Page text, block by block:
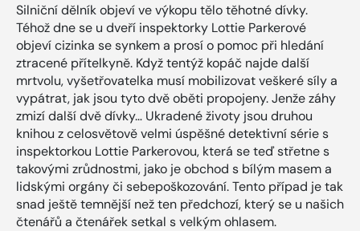
Silniční dělník objeví ve výkopu tělo těhotné dívky.
Téhož dne se u dveří inspektorky Lottie Parkerové
objeví cizinka se synkem a prosí o pomoc při hledání
ztracené přítelkyně. Když tentýž kopáč najde další
mrtvolu, vyšetřovatelka musí mobilizovat veškeré síly a
vypátrat, jak jsou tyto dvě oběti propojeny. Jenže záhy
zmizí další dvě dívky… Ukradené životy jsou druhou
knihou z celosvětově velmi úspěšné detektivní série s
inspektorkou Lottie Parkerovou, která se teď střetne s
takovými zrůdnostmi, jako je obchod s bílým masem a
lidskými orgány či sebepoškozování. Tento případ je tak
snad ještě temnější než ten předchozí, který se u našich
čtenářů a čtenářek setkal s velkým ohlasem.